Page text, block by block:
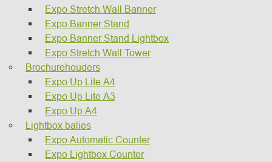
Expo Stretch Wall Banner
Expo Banner Stand
Expo Banner Stand Lightbox
Expo Stretch Wall Tower
Brochurehouders
Expo Up Lite A4
Expo Up Lite A3
Expo Up A4
Lightbox balies
Expo Automatic Counter
Expo Lightbox Counter